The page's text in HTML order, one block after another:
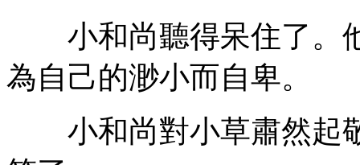
小和尚聽得呆住了。
為自己的渺小而自卑。
小和尚對小草肅然起